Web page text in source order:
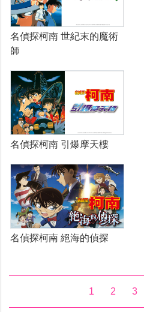
名偵探柯南 世紀末的魔術
師
名偵探柯南 引爆摩天樓
名偵探柯南 絕海的偵探
1 2 3